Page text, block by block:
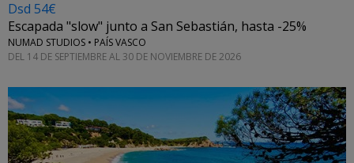
Dsd 54€
Escapada "slow" junto a San Sebastián, hasta -25%
NUMAD STUDIOS • PAÍS VASCO
DEL 14 DE SEPTIEMBRE AL 30 DE NOVIEMBRE DE 2026